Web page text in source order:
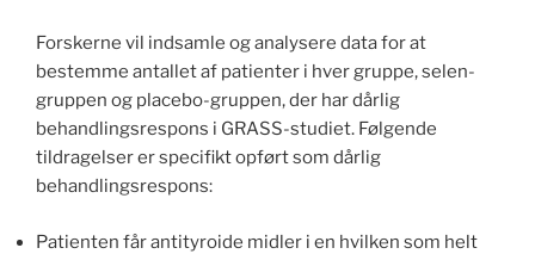
Forskerne vil indsamle og analysere data for at
bestemme antallet af patienter i hver gruppe, selen-
gruppen og placebo-gruppen, der har dårlig
behandlingsrespons i GRASS-studiet. Følgende
tildragelser er specifikt opført som dårlig
behandlingsrespons:
Patienten får antityroide midler i en hvilken som helt